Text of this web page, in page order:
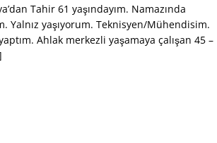
Tahir 61 yaşındayım. Namazında
Yalnız yaşıyorum. Teknisyen/Mühendisim.
Ahlak merkezli yaşamaya çalışan 45 –